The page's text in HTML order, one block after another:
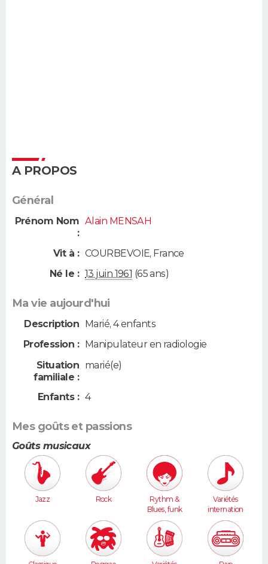
A PROPOS
Général
Prénom Nom
:
Alain MENSAH
Vit à : COURBEVOIE, France
Né le : 13 juin 1961 (65 ans)
Ma vie aujourd'hui
Description Marié, 4 enfants
Profession :
Manipulateur en radiologie
Situation
familiale :
marié(e)
Enfants : 4
Mes goûts et passions
Goûts musicaux
Jazz Rock
Rythm &
Blues, funk
Variétés
internation
ales